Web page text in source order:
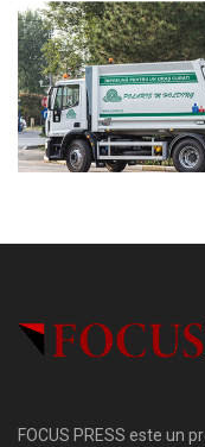
FOCUS PRESS este un